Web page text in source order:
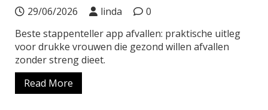
29/06/2026 linda
0
Beste stappenteller app afvallen: praktische uitleg
voor drukke vrouwen die gezond willen afvallen
zonder streng dieet.
Read More